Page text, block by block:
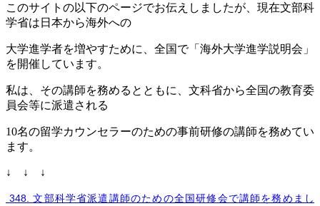
このサイトの以下のページでお伝えしましたが、現在文部科
学省は日本から海外への
大学進学者を増やすために、全国で「海外大学進学説明会」
を開催しています。
私は、その講師を務めるとともに、文科省から全国の教育委
員会等に派遣される
10名の留学カウンセラーのための事前研修の講師を務めてい
ます。
↓ ↓ ↓
348. 文部科学省派遣講師のための全国研修会で講師を務めまし